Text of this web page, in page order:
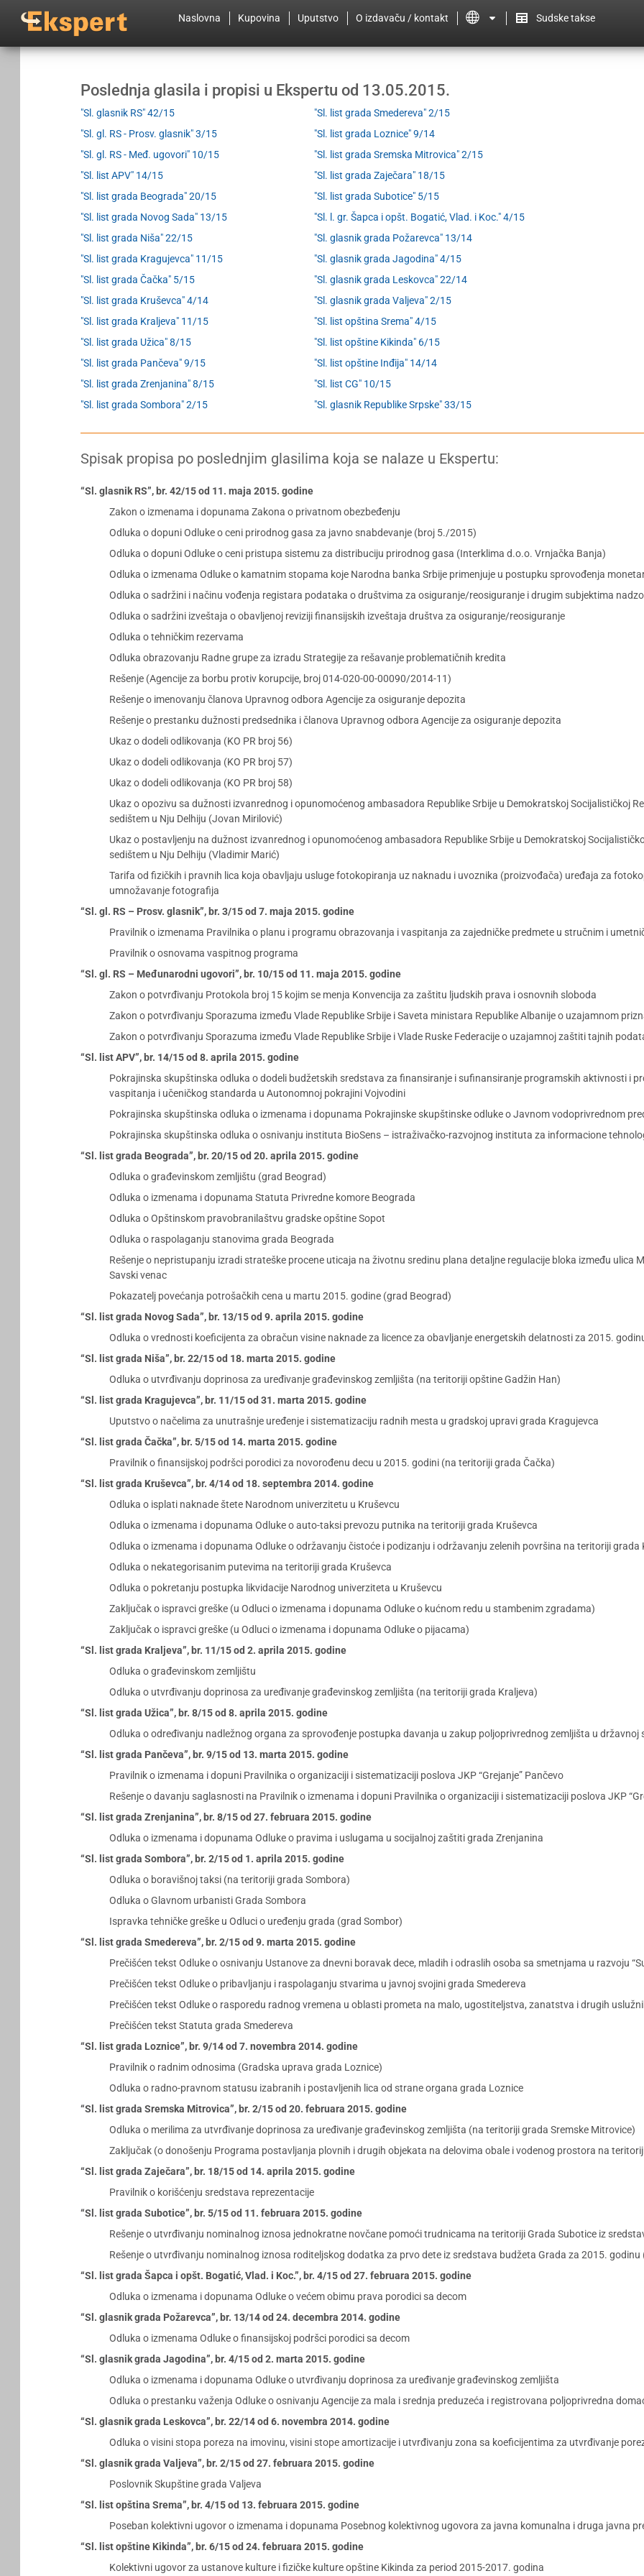
Naslovna Kupovina Uputstvo O izdavaču / kontakt Sudske takse
Poslednja glasila i propisi u Ekspertu od 13.05.2015.
"Sl. glasnik RS" 42/15
"Sl. gl. RS - Prosv. glasnik" 3/15
"Sl. gl. RS - Međ. ugovori" 10/15
"Sl. list APV" 14/15
"Sl. list grada Beograda" 20/15
"Sl. list grada Novog Sada" 13/15
"Sl. list grada Niša" 22/15
"Sl. list grada Kragujevca" 11/15
"Sl. list grada Čačka" 5/15
"Sl. list grada Kruševca" 4/14
"Sl. list grada Kraljeva" 11/15
"Sl. list grada Užica" 8/15
"Sl. list grada Pančeva" 9/15
"Sl. list grada Zrenjanina" 8/15
"Sl. list grada Sombora" 2/15
"Sl. list grada Smedereva" 2/15
"Sl. list grada Loznice" 9/14
"Sl. list grada Sremska Mitrovica" 2/15
"Sl. list grada Zaječara" 18/15
"Sl. list grada Subotice" 5/15
"Sl. l. gr. Šapca i opšt. Bogatić, Vlad. i Koc." 4/15
"Sl. glasnik grada Požarevca" 13/14
"Sl. glasnik grada Jagodina" 4/15
"Sl. glasnik grada Leskovca" 22/14
"Sl. glasnik grada Valjeva" 2/15
"Sl. list opština Srema" 4/15
"Sl. list opštine Kikinda" 6/15
"Sl. list opštine Inđija" 14/14
"Sl. list CG" 10/15
"Sl. glasnik Republike Srpske" 33/15
Spisak propisa po poslednjim glasilima koja se nalaze u Ekspertu:
“Sl. glasnik RS”, br. 42/15 od 11. maja 2015. godine
Zakon o izmenama i dopunama Zakona o privatnom obezbeđenju
Odluka o dopuni Odluke o ceni prirodnog gasa za javno snabdevanje (broj 5./2015)
Odluka o dopuni Odluke o ceni pristupa sistemu za distribuciju prirodnog gasa (Interklima d.o.o. Vrnjačka Banja)
Odluka o izmenama Odluke o kamatnim stopama koje Narodna banka Srbije primenjuje u postupku sprovođenja
Odluka o sadržini i načinu vođenja registara podataka o društvima za osiguranje/reosiguranje i drugim subjektima
Odluka o sadržini izveštaja o obavljenoj reviziji finansijskih izveštaja društva za osiguranje/reosiguranje
Odluka o tehničkim rezervama
Odluka obrazovanju Radne grupe za izradu Strategije za rešavanje problematičnih kredita
Rešenje (Agencije za borbu protiv korupcije, broj 014-020-00-00090/2014-11)
Rešenje o imenovanju članova Upravnog odbora Agencije za osiguranje depozita
Rešenje o prestanku dužnosti predsednika i članova Upravnog odbora Agencije za osiguranje depozita
Ukaz o dodeli odlikovanja (KO PR broj 56)
Ukaz o dodeli odlikovanja (KO PR broj 57)
Ukaz o dodeli odlikovanja (KO PR broj 58)
Ukaz o opozivu sa dužnosti izvanrednog i opunomoćenog ambasadora Republike Srbije u Demokratskoj Socijalističkoj
sedištem u Nju Delhiju (Jovan Mirilović)
Ukaz o postavljenju na dužnost izvanrednog i opunomoćenog ambasadora Republike Srbije u Demokratskoj
sedištem u Nju Delhiju (Vladimir Marić)
Tarifa od fizičkih i pravnih lica koja obavljaju usluge fotokopiranja uz naknadu i uvoznika (proizvođača) uređaja za
umnožavanje fotografija
“Sl. gl. RS – Prosv. glasnik”, br. 3/15 od 7. maja 2015. godine
Pravilnik o izmenama Pravilnika o planu i programu obrazovanja i vaspitanja za zajedničke predmete u stručnim i
Pravilnik o osnovama vaspitnog programa
“Sl. gl. RS – Međunarodni ugovori”, br. 10/15 od 11. maja 2015. godine
Zakon o potvrđivanju Protokola broj 15 kojim se menja Konvencija za zaštitu ljudskih prava i osnovnih sloboda
Zakon o potvrđivanju Sporazuma između Vlade Republike Srbije i Saveta ministara Republike Albanije o uzajamnom
Zakon o potvrđivanju Sporazuma između Vlade Republike Srbije i Vlade Ruske Federacije o uzajamnoj zaštiti tajnih
“Sl. list APV”, br. 14/15 od 8. aprila 2015. godine
Pokrajinska skupštinska odluka o dodeli budžetskih sredstava za finansiranje i sufinansiranje programskih aktivnosti i
vaspitanja i učeničkog standarda u Autonomnoj pokrajini Vojvodini
Pokrajinska skupštinska odluka o izmenama i dopunama Pokrajinske skupštinske odluke o Javnom vodoprivrednom
Pokrajinska skupštinska odluka o osnivanju instituta BioSens – istraživačko-razvojnog instituta za informacione
“Sl. list grada Beograda”, br. 20/15 od 20. aprila 2015. godine
Odluka o građevinskom zemljištu (grad Beograd)
Odluka o izmenama i dopunama Statuta Privredne komore Beograda
Odluka o Opštinskom pravobranilaštvu gradske opštine Sopot
Odluka o raspolaganju stanovima grada Beograda
Rešenje o nepristupanju izradi strateške procene uticaja na životnu sredinu plana detaljne regulacije bloka između ulica
Savski venac
Pokazatelj povećanja potrošačkih cena u martu 2015. godine (grad Beograd)
“Sl. list grada Novog Sada”, br. 13/15 od 9. aprila 2015. godine
Odluka o vrednosti koeficijenta za obračun visine naknade za licence za obavljanje energetskih delatnosti za 2015.
“Sl. list grada Niša”, br. 22/15 od 18. marta 2015. godine
Odluka o utvrđivanju doprinosa za uređivanje građevinskog zemljišta (na teritoriji opštine Gadžin Han)
“Sl. list grada Kragujevca”, br. 11/15 od 31. marta 2015. godine
Uputstvo o načelima za unutrašnje uređenje i sistematizaciju radnih mesta u gradskoj upravi grada Kragujevca
“Sl. list grada Čačka”, br. 5/15 od 14. marta 2015. godine
Pravilnik o finansijskoj podršci porodici za novorođenu decu u 2015. godini (na teritoriji grada Čačka)
“Sl. list grada Kruševca”, br. 4/14 od 18. septembra 2014. godine
Odluka o isplati naknade štete Narodnom univerzitetu u Kruševcu
Odluka o izmenama i dopunama Odluke o auto-taksi prevozu putnika na teritoriji grada Kruševca
Odluka o izmenama i dopunama Odluke o održavanju čistoće i podizanju i održavanju zelenih površina na teritoriji grada
Odluka o nekategorisanim putevima na teritoriji grada Kruševca
Odluka o pokretanju postupka likvidacije Narodnog univerziteta u Kruševcu
Zaključak o ispravci greške (u Odluci o izmenama i dopunama Odluke o kućnom redu u stambenim zgradama)
Zaključak o ispravci greške (u Odluci o izmenama i dopunama Odluke o pijacama)
“Sl. list grada Kraljeva”, br. 11/15 od 2. aprila 2015. godine
Odluka o građevinskom zemljištu
Odluka o utvrđivanju doprinosa za uređivanje građevinskog zemljišta (na teritoriji grada Kraljeva)
“Sl. list grada Užica”, br. 8/15 od 8. aprila 2015. godine
Odluka o određivanju nadležnog organa za sprovođenje postupka davanja u zakup poljoprivrednog zemljišta u državnoj
“Sl. list grada Pančeva”, br. 9/15 od 13. marta 2015. godine
Pravilnik o izmenama i dopuni Pravilnika o organizaciji i sistematizaciji poslova JKP “Grejanje” Pančevo
Rešenje o davanju saglasnosti na Pravilnik o izmenama i dopuni Pravilnika o organizaciji i sistematizaciji poslova JKP
“Sl. list grada Zrenjanina”, br. 8/15 od 27. februara 2015. godine
Odluka o izmenama i dopunama Odluke o pravima i uslugama u socijalnoj zaštiti grada Zrenjanina
“Sl. list grada Sombora”, br. 2/15 od 1. aprila 2015. godine
Odluka o boravišnoj taksi (na teritoriji grada Sombora)
Odluka o Glavnom urbanisti Grada Sombora
Ispravka tehničke greške u Odluci o uređenju grada (grad Sombor)
“Sl. list grada Smedereva”, br. 2/15 od 9. marta 2015. godine
Prečišćen tekst Odluke o osnivanju Ustanove za dnevni boravak dece, mladih i odraslih osoba sa smetnjama u razvoju
Prečišćen tekst Odluke o pribavljanju i raspolaganju stvarima u javnoj svojini grada Smedereva
Prečišćen tekst Odluke o rasporedu radnog vremena u oblasti prometa na malo, ugostiteljstva, zanatstva i drugih
Prečišćen tekst Statuta grada Smedereva
“Sl. list grada Loznice”, br. 9/14 od 7. novembra 2014. godine
Pravilnik o radnim odnosima (Gradska uprava grada Loznice)
Odluka o radno-pravnom statusu izabranih i postavljenih lica od strane organa grada Loznice
“Sl. list grada Sremska Mitrovica”, br. 2/15 od 20. februara 2015. godine
Odluka o merilima za utvrđivanje doprinosa za uređivanje građevinskog zemljišta (na teritoriji grada Sremske Mitrovice)
Zaključak (o donošenju Programa postavljanja plovnih i drugih objekata na delovima obale i vodenog prostora na
“Sl. list grada Zaječara”, br. 18/15 od 14. aprila 2015. godine
Pravilnik o korišćenju sredstava reprezentacije
“Sl. list grada Subotice”, br. 5/15 od 11. februara 2015. godine
Rešenje o utvrđivanju nominalnog iznosa jednokratne novčane pomoći trudnicama na teritoriji Grada Subotice iz
Rešenje o utvrđivanju nominalnog iznosa roditeljskog dodatka za prvo dete iz sredstava budžeta Grada za 2015. godinu
“Sl. list grada Šapca i opšt. Bogatić, Vlad. i Koc.”, br. 4/15 od 27. februara 2015. godine
Odluka o izmenama i dopunama Odluke o većem obimu prava porodici sa decom
“Sl. glasnik grada Požarevca”, br. 13/14 od 24. decembra 2014. godine
Odluka o izmenama Odluke o finansijskoj podršci porodici sa decom
“Sl. glasnik grada Jagodina”, br. 4/15 od 2. marta 2015. godine
Odluka o izmenama i dopunama Odluke o utvrđivanju doprinosa za uređivanje građevinskog zemljišta
Odluka o prestanku važenja Odluke o osnivanju Agencije za mala i srednja preduzeća i registrovana poljoprivredna
“Sl. glasnik grada Leskovca”, br. 22/14 od 6. novembra 2014. godine
Odluka o visini stopa poreza na imovinu, visini stope amortizacije i utvrđivanju zona sa koeficijentima za utvrđivanje
“Sl. glasnik grada Valjeva”, br. 2/15 od 27. februara 2015. godine
Poslovnik Skupštine grada Valjeva
“Sl. list opština Srema”, br. 4/15 od 13. februara 2015. godine
Poseban kolektivni ugovor o izmenama i dopunama Posebnog kolektivnog ugovora za javna komunalna i druga javna
“Sl. list opštine Kikinda”, br. 6/15 od 24. februara 2015. godine
Kolektivni ugovor za ustanove kulture i fizičke kulture opštine Kikinda za period 2015-2017. godina